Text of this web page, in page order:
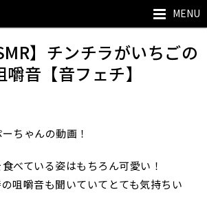
MENU
】チンチラがいちごの
音【音フェチ】
ちゃんの動画！
べている姿はもちろん可愛い！
咀嚼音も聞いていてとても気持ちい